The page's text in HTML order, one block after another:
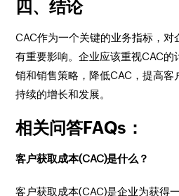
四、结论
CAC作为一个关键的业务指标，对
有重要影响。企业应该重视CAC的
销和销售策略，降低CAC，提高客
持续的增长和发展。
相关问答FAQs：
客户获取成本(CAC)是什么？
客户获取成本(CAC)是企业为获得